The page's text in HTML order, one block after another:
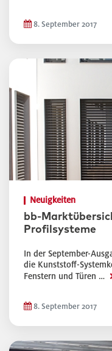
8. September 2017
Neuigkeiten
bb-
Profilsysteme
In der September-
die Kunststoff-
Fenstern und Türen …
8. September 2017